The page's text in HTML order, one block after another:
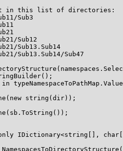
in this list of directories:
Sub3
Sub12
Sub13.Sub14
Sub13.Sub14/Sub47
string(dir));
IDictionary<string[],